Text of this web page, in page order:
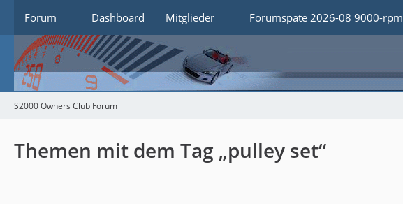
Forum Dashboard Mitglieder Forumspate 2026-08 9000-rpm
S2000 Owners Club Forum
Themen mit dem Tag „pulley set“